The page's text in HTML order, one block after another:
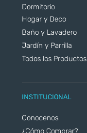
Dormitorio
Hogar y Deco
Baño y Lavadero
Jardín y Parrilla
Todos los Productos
INSTITUCIONAL
Conocenos